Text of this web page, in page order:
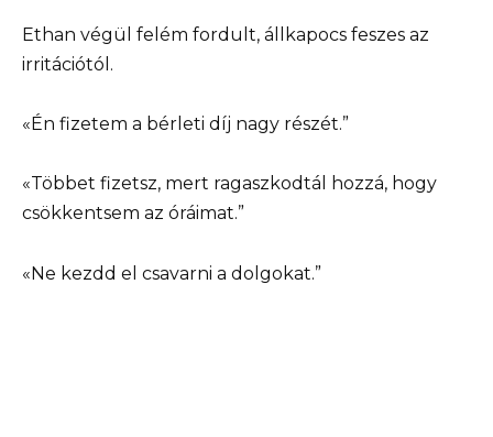
Ethan végül felém fordult, állkapocs feszes az
irritációtól.
«Én fizetem a bérleti díj nagy részét.”
«Többet fizetsz, mert ragaszkodtál hozzá, hogy
csökkentsem az óráimat.”
«Ne kezdd el csavarni a dolgokat.”